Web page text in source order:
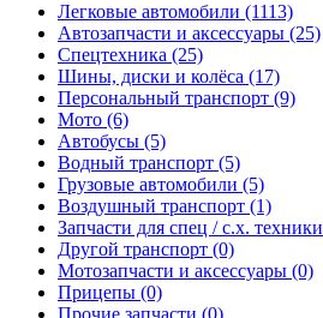
Легковые автомобили (1113)
Автозапчасти и аксессуары (25)
Спецтехника (25)
Шины, диски и колёса (17)
Персональный транспорт (9)
Мото (6)
Автобусы (5)
Водный транспорт (5)
Грузовые автомобили (5)
Воздушный транспорт (1)
Запчасти для спец / с.х. техники
Другой транспорт (0)
Мотозапчасти и аксессуары (0)
Прицепы (0)
Прочие запчасти (0)